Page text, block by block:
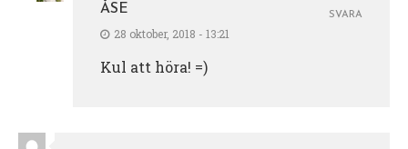
ÅSE
28 oktober, 2018 - 13:21
Kul att höra! =)
SVARA